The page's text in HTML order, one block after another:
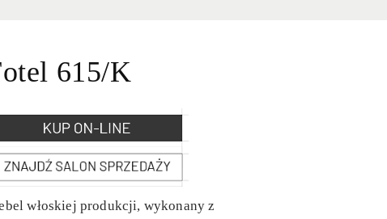
Kuchnie
615/K
włoskiej produkcji, wykonany z